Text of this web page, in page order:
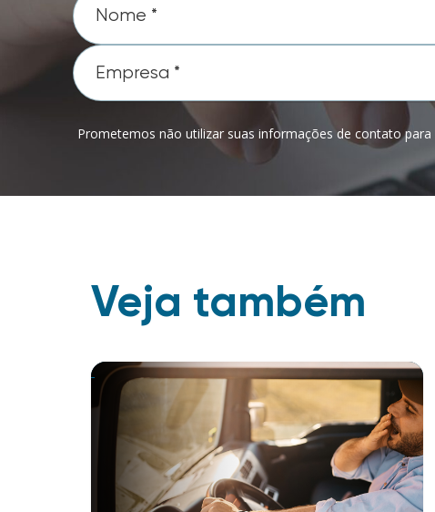
Prometemos não utilizar suas informações de contato para
Veja também